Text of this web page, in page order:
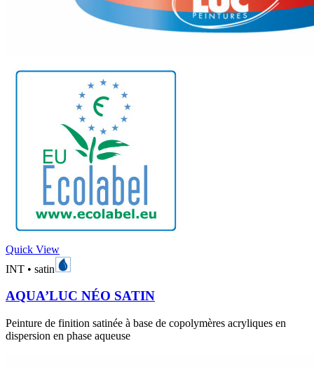
Quick View
INT • satin
AQUA’LUC NÉO SATIN
Peinture de finition satinée à base de copolymères acryliques en
dispersion en phase aqueuse